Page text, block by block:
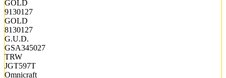
GOLD
9130127
GOLD
8130127
G.U.D.
GSA345027
TRW
JGT597T
Omnicraft